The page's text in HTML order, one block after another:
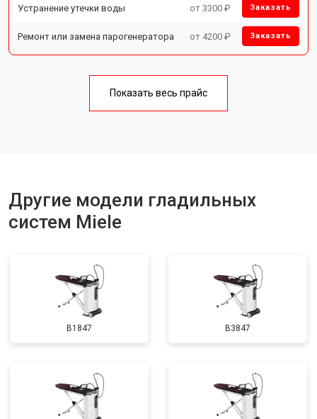
Устранение утечки воды от 3300 ₽ Заказать
Ремонт или замена парогенератора от 4200 ₽ Заказать
Показать весь прайс
Другие модели гладильных
систем Miele
B1847 B3847